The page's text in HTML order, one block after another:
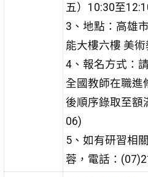
五）10:30至
3、地點：高雄
能大樓六樓 美術
4、報名方式：
全國教師在職進
後順序錄取至額
06)
5、如有研習相
蓉，電話：